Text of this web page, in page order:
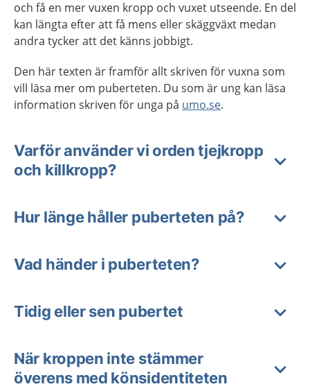
och få en mer vuxen kropp och vuxet utseende. En del
kan längta efter att få mens eller skäggväxt medan
andra tycker att det känns jobbigt.
Den här texten är framför allt skriven för vuxna som
vill läsa mer om puberteten. Du som är ung kan läsa
information skriven för unga på umo.se.
Varför använder vi orden tjejkropp
och killkropp?
Hur länge håller puberteten på?
Vad händer i puberteten?
Tidig eller sen pubertet
När kroppen inte stämmer
överens med könsidentiteten